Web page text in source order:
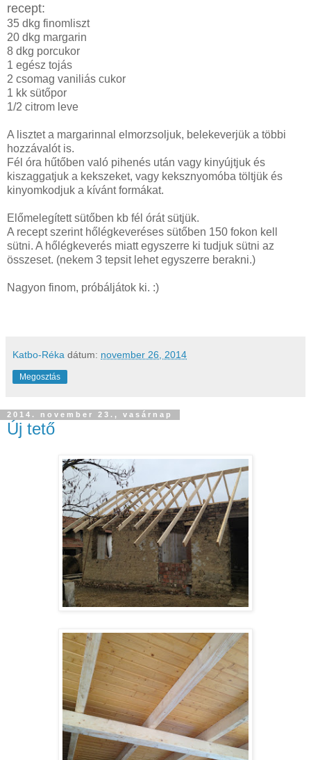
recept:
35 dkg finomliszt
20 dkg margarin
8 dkg porcukor
1 egész tojás
2 csomag vaniliás cukor
1 kk sütőpor
1/2 citrom leve
A lisztet a margarinnal elmorzsoljuk, belekeverjük a többi
hozzávalót is.
Fél óra hűtőben való pihenés után vagy kinyújtjuk és
kiszaggatjuk a kekszeket, vagy keksznyomóba töltjük és
kinyomkodjuk a kívánt formákat.
Előmelegített sütőben kb fél órát sütjük.
A recept szerint hőlégkeveréses sütőben 150 fokon kell
sütni. A hőlégkeverés miatt egyszerre ki tudjuk sütni az
összeset. (nekem 3 tepsit lehet egyszerre berakni.)
Nagyon finom, próbáljátok ki. :)
Katbo-Réka dátum: november 26, 2014
Megosztás
2014. november 23., vasárnap
Új tető